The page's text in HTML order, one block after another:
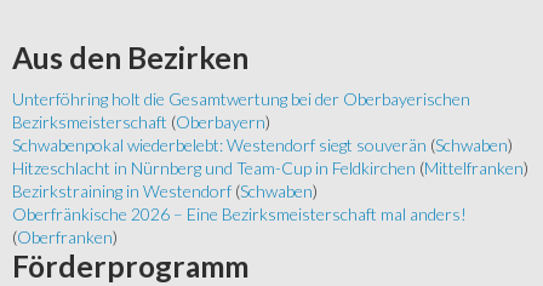
Aus den Bezirken
Unterföhring holt die Gesamtwertung bei der Oberbayerischen
Bezirksmeisterschaft (Oberbayern)
Schwabenpokal wiederbelebt: Westendorf siegt souverän (Schwaben)
Hitzeschlacht in Nürnberg und Team-Cup in Feldkirchen (Mittelfranken)
Bezirkstraining in Westendorf (Schwaben)
Oberfränkische 2026 – Eine Bezirksmeisterschaft mal anders!
(Oberfranken)
Förderprogramm